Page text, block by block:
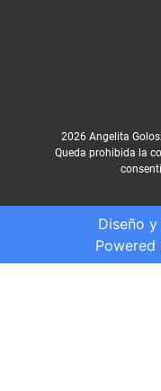
2026 Angelita
Queda prohibida la
Diseño
Powered